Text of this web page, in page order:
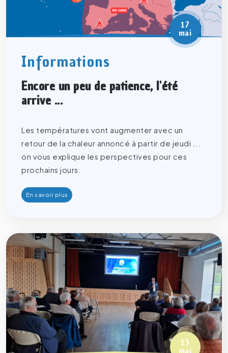
17
mai
Informations
Encore un peu de patience, l'été
arrive ...
Les températures vont augmenter avec un
retour de la chaleur annoncé à partir de jeudi ...
on vous explique les perspectives pour ces
prochains jours.
En savoir plus
13